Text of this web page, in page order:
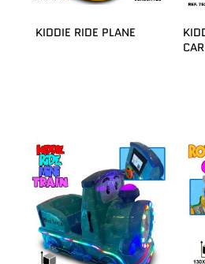
KIDDIE RIDE PLANE
CAR